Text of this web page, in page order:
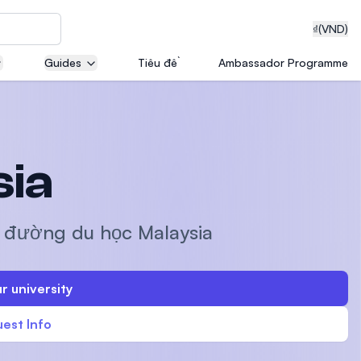
₫(VND)
with
Guides Tiêu đề Ambassador Programme
du học Malaysia
university
Info